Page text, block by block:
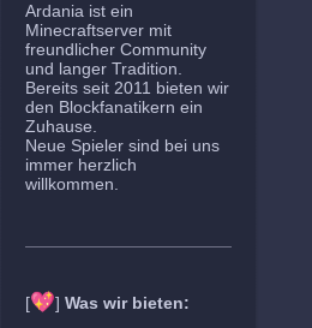
Ardania ist ein
Minecraftserver mit
freundlicher Community
und langer Tradition.
Bereits seit 2011 bieten wir
den Blockfanatikern ein
Zuhause.
Neue Spieler sind bei uns
immer herzlich
willkommen.
[💖] Was wir bieten: